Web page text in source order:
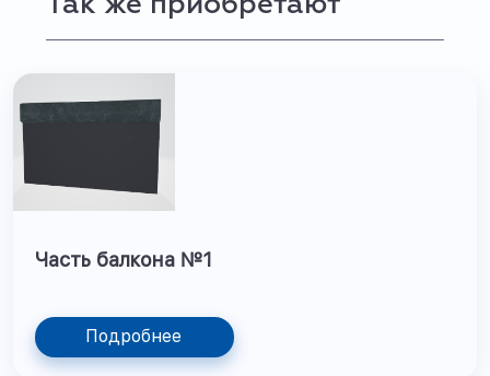
Часть балкона №1
Подробнее